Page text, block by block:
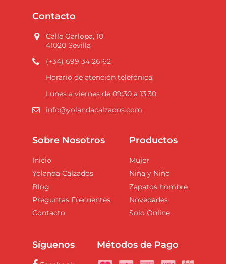
Contacto
Calle Garlopa, 10
41020 Sevilla
(+34) 699 34 26 62
Horario de atención telefónica:
Lunes a viernes de 09:30 a 13:30.
info@yolandacalzados.com
Sobre Nosotros
Inicio
Yolanda Calzados
Blog
Preguntas Frecuentes
Contacto
Productos
Mujer
Niña y Niño
Zapatos hombre
Novedades
Solo Online
Síguenos Métodos de Pago